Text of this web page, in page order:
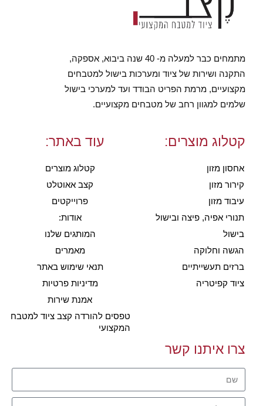
מתמחים כבר למעלה מ- 40 שנה ביבוא, אספקה,
התקנה ושירות של ציוד ומערכות בישול למטבחים
מקצועיים, מרמת הפריט הבודד ועד למערכי בישול
שלמים למגוון רחב של מטבחים מקצועיים.
קטלוג מוצרים:
אחסון מזון
קירור מזון
עיבוד מזון
תנורי אפיה, פיצה ובישול
בישול
הגשה וחלוקה
ברזים תעשייתיים
ציוד קפיטריה
עוד באתר:
קטלוג מוצרים
קצב אאוטלט
פרוייקטים
אודות:
המותגים שלנו
מאמרים
תנאי שימוש באתר
מדיניות פרטיות
אמנת שירות
טפסים להורדה קצב ציוד למטבח
המקצועי
צרו איתנו קשר